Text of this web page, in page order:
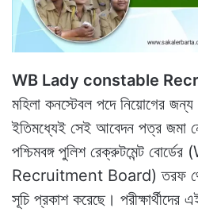
WB Lady constable
মহিলা কনস্টেবল পদে নিয়োগের জন্য
ইতিমধ্যেই সেই আবেদন পত্র জমা
পশ্চিমবঙ্গ পুলিশ রেক্রুটমেন্ট
Recruitment Board) তরফ
সূচি প্রকাশ করেছে। পরীক্ষার্থীদের